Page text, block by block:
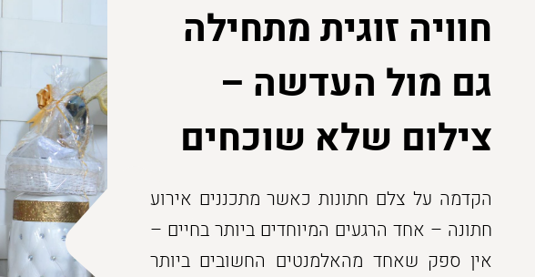
חוויה זוגית מתחילה
גם מול העדשה –
צילום שלא שוכחים
הקדמה על צלם חתונות כאשר מתכננים אירוע
חתונה – אחד הרגעים המיוחדים ביותר בחיים –
אין ספק שאחד מהאלמנטים החשובים ביותר